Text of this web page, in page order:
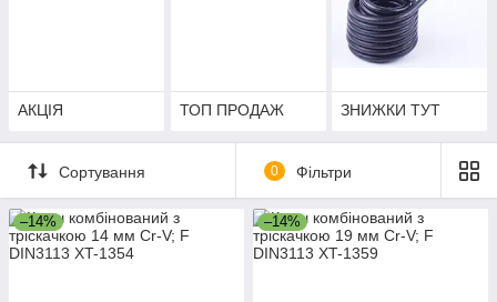
АКЦІЯ ТОП ПРОДАЖ ЗНИЖКИ ТУТ
Сортування 0 Фільтри
–14% –14%